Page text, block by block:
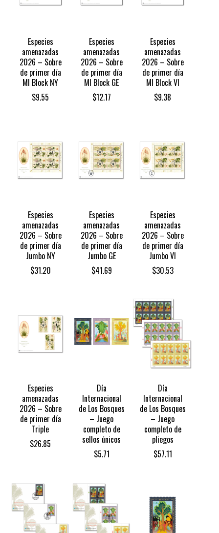
Especies
amenazadas
2026 – Sobre
de primer día
MI Block NY
$9.55
Especies
amenazadas
2026 – Sobre
de primer día
MI Block GE
$12.17
Especies
amenazadas
2026 – Sobre
de primer día
MI Block VI
$9.38
Especies
amenazadas
2026 – Sobre
de primer día
Jumbo NY
$31.20
Especies
amenazadas
2026 – Sobre
de primer día
Jumbo GE
$41.69
Especies
amenazadas
2026 – Sobre
de primer día
Jumbo VI
$30.53
Especies
amenazadas
2026 – Sobre
de primer día
Triple
$26.85
Día
Internacional
de Los Bosques
– Juego
completo de
sellos únicos
$5.71
Día
Internacional
de Los Bosques
– Juego
completo de
pliegos
$57.11